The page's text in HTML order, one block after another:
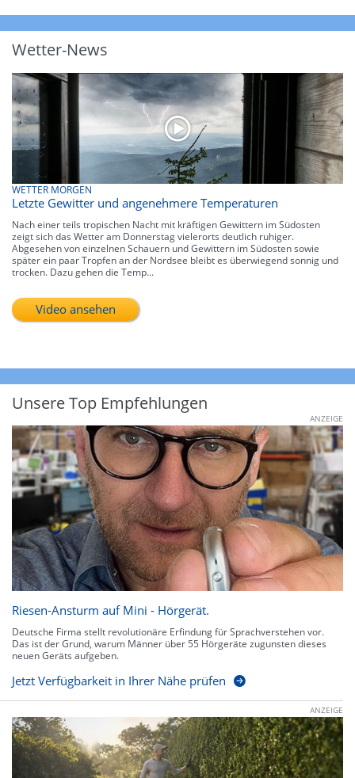
Wetter-News
WETTER MORGEN
Letzte Gewitter und angenehmere Temperaturen
Nach einer teils tropischen Nacht mit kräftigen Gewittern im Südosten
zeigt sich das Wetter am Donnerstag vielerorts deutlich ruhiger.
Abgesehen von einzelnen Schauern und Gewittern im Südosten sowie
später ein paar Tropfen an der Nordsee bleibt es überwiegend sonnig und
trocken. Dazu gehen die Temp...
Video ansehen
Unsere Top Empfehlungen
ANZEIGE
Riesen-Ansturm auf Mini - Hörgerät.
Deutsche Firma stellt revolutionäre Erfindung für Sprachverstehen vor.
Das ist der Grund, warum Männer über 55 Hörgeräte zugunsten dieses
neuen Geräts aufgeben.
Jetzt Verfügbarkeit in Ihrer Nähe prüfen
ANZEIGE